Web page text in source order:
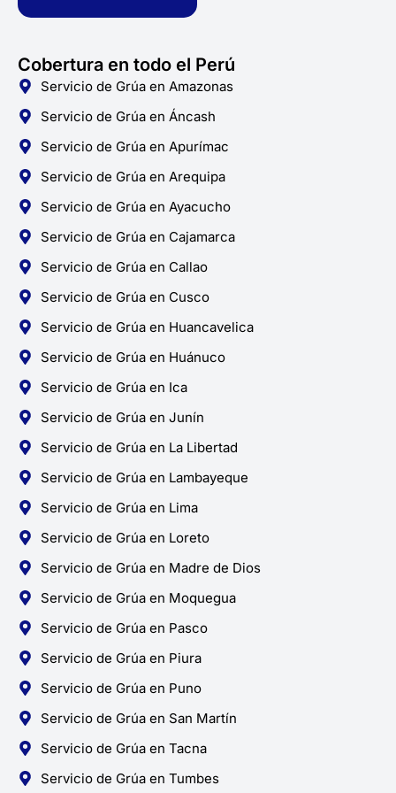
Cobertura en todo el Perú
Servicio de Grúa en Amazonas
Servicio de Grúa en Áncash
Servicio de Grúa en Apurímac
Servicio de Grúa en Arequipa
Servicio de Grúa en Ayacucho
Servicio de Grúa en Cajamarca
Servicio de Grúa en Callao
Servicio de Grúa en Cusco
Servicio de Grúa en Huancavelica
Servicio de Grúa en Huánuco
Servicio de Grúa en Ica
Servicio de Grúa en Junín
Servicio de Grúa en La Libertad
Servicio de Grúa en Lambayeque
Servicio de Grúa en Lima
Servicio de Grúa en Loreto
Servicio de Grúa en Madre de Dios
Servicio de Grúa en Moquegua
Servicio de Grúa en Pasco
Servicio de Grúa en Piura
Servicio de Grúa en Puno
Servicio de Grúa en San Martín
Servicio de Grúa en Tacna
Servicio de Grúa en Tumbes